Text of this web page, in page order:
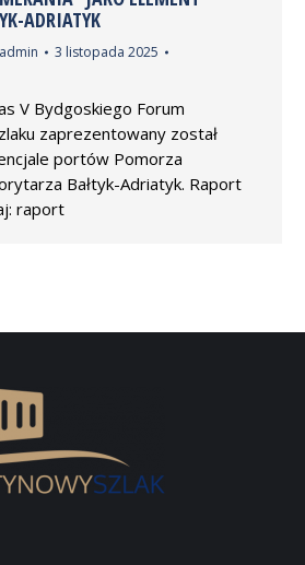
ADRIATYK
admin
3 listopada 2025
V Bydgoskiego Forum
zaprezentowany został
portów Pomorza
Bałtyk-Adriatyk. Raport
raport